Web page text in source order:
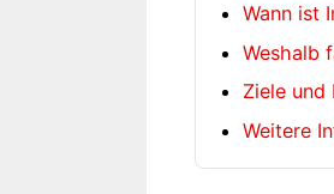
Wann ist
Weshalb
Ziele und
Weitere